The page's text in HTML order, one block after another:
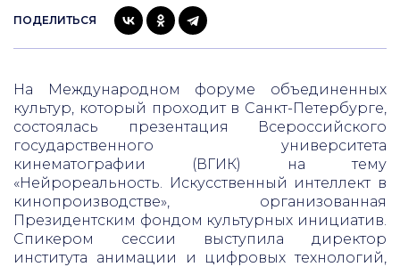
ПОДЕЛИТЬСЯ
На Международном форуме объединенных
культур, который проходит в Санкт-Петербурге,
состоялась презентация Всероссийского
государственного университета
кинематографии (ВГИК) на тему
«Нейрореальность. Искусственный интеллект в
кинопроизводстве», организованная
Президентским фондом культурных инициатив.
Спикером сессии выступила директор
института анимации и цифровых технологий,